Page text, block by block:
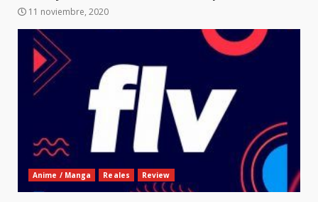
11 noviembre, 2020
Anime / Manga Reales Review